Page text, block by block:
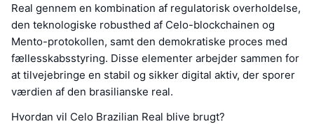
Real gennem en kombination af regulatorisk overholdelse,
den teknologiske robusthed af Celo-blockchainen og
Mento-protokollen, samt den demokratiske proces med
fællesskabsstyring. Disse elementer arbejder sammen for
at tilvejebringe en stabil og sikker digital aktiv, der sporer
værdien af den brasilianske real.
Hvordan vil Celo Brazilian Real blive brugt?